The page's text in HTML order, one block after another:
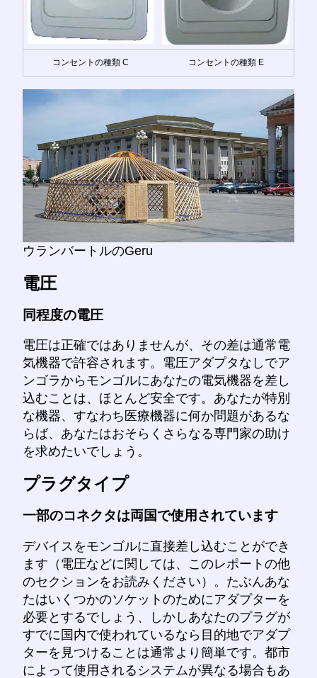
コンセントの種類 C コンセントの種類 E
ウランバートルのGeru
電圧
同程度の電圧
電圧は正確ではありませんが、その差は通常電
気機器で許容されます。電圧アダプタなしでア
ンゴラからモンゴルにあなたの電気機器を差し
込むことは、ほとんど安全です。あなたが特別
な機器、すなわち医療機器に何か問題があるな
らば、あなたはおそらくさらなる専門家の助け
を求めたいでしょう。
プラグタイプ
一部のコネクタは両国で使用されています
デバイスをモンゴルに直接差し込むことができ
ます（電圧などに関しては、このレポートの他
のセクションをお読みください）。たぶんあな
たはいくつかのソケットのためにアダプターを
必要とするでしょう、しかしあなたのプラグが
すでに国内で使われているなら目的地でアダプ
ターを見つけることは通常より簡単です。都市
によって使用されるシステムが異なる場合もあ